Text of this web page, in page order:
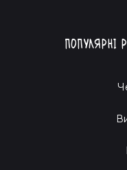
Популярні